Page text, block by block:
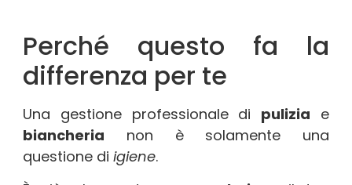
Perché questo fa la
differenza per te
Una gestione professionale di pulizia e
biancheria non è solamente una
questione di igiene.